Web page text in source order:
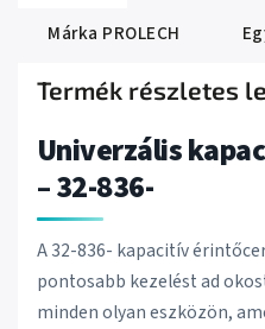
Márka PROLECH
Termék részletes
Univerzális
– 32-836-
A 32-836- kapacitív
pontosabb kezelést ad
minden olyan eszközön,